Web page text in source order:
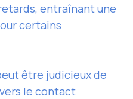
entraînant une
certains
être judicieux de
le contact